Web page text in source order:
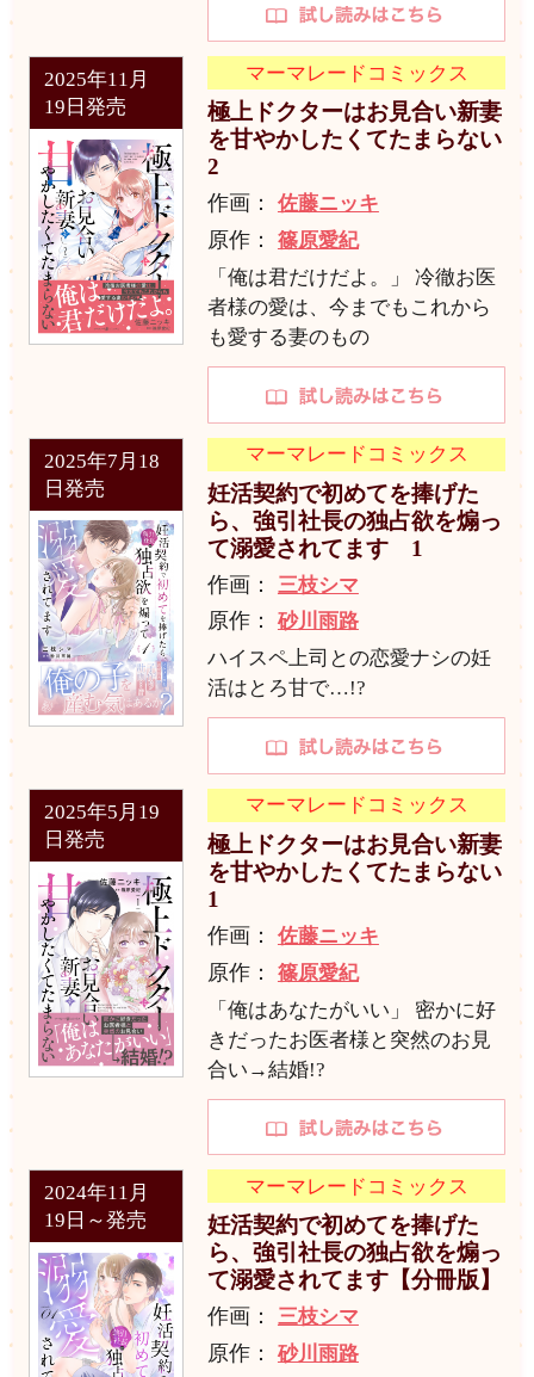
2025年11月
19日発売
マーマレードコミックス
極上ドクターはお見合い新妻
を甘やかしたくてたまらない
2
作画： 佐藤ニッキ
原作： 篠原愛紀
「俺は君だけだよ。」 冷徹お医
者様の愛は、今までもこれから
も愛する妻のもの
2025年7月18
日発売
マーマレードコミックス
妊活契約で初めてを捧げた
ら、強引社長の独占欲を煽っ
て溺愛されてます 1
作画： 三枝シマ
原作： 砂川雨路
ハイスペ上司との恋愛ナシの妊
活はとろ甘で…!?
2025年5月19
日発売
マーマレードコミックス
極上ドクターはお見合い新妻
を甘やかしたくてたまらない
1
作画： 佐藤ニッキ
原作： 篠原愛紀
「俺はあなたがいい」 密かに好
きだったお医者様と突然のお見
合い→結婚!?
2024年11月
19日～発売
マーマレードコミックス
妊活契約で初めてを捧げた
ら、強引社長の独占欲を煽っ
て溺愛されてます【分冊版】
作画： 三枝シマ
原作： 砂川雨路